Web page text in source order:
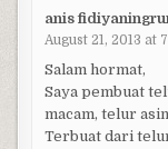
anis
August 21, 2013 at
Salam hormat,
Saya pembuat
macam, telur
Terbuat dari